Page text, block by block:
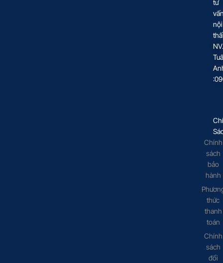
tư
nội
NV.
Chính
sách
bảo
hành
thức
thanh
toán
Chính
sách
đổi